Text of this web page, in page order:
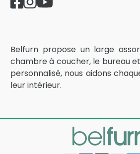
Belfurn propose un large
chambre à coucher, le bureau
personnalisé, nous aidons
leur intérieur.